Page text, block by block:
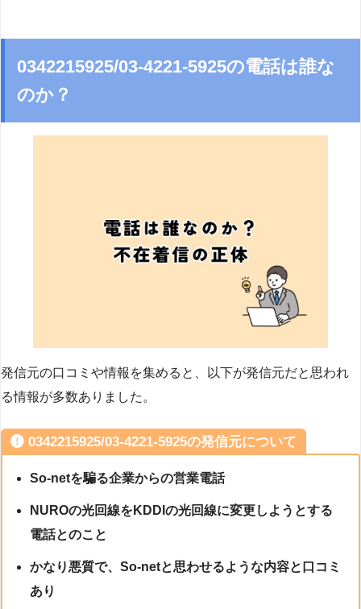
0342215925/03-4221-5925の電話は誰な
のか？
発信元の口コミや情報を集めると、以下が発信元だと思われ
る情報が多数ありました。
0342215925/03-4221-5925の発信元について
So-netを騙る企業からの営業電話
NUROの光回線をKDDIの光回線に変更しようとする
電話とのこと
かなり悪質で、So-netと思わせるような内容と口コミ
あり